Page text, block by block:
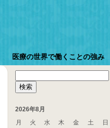
医療の世界で働くことの強み
索:
2026年8月
月
火 水 木 金 土
日